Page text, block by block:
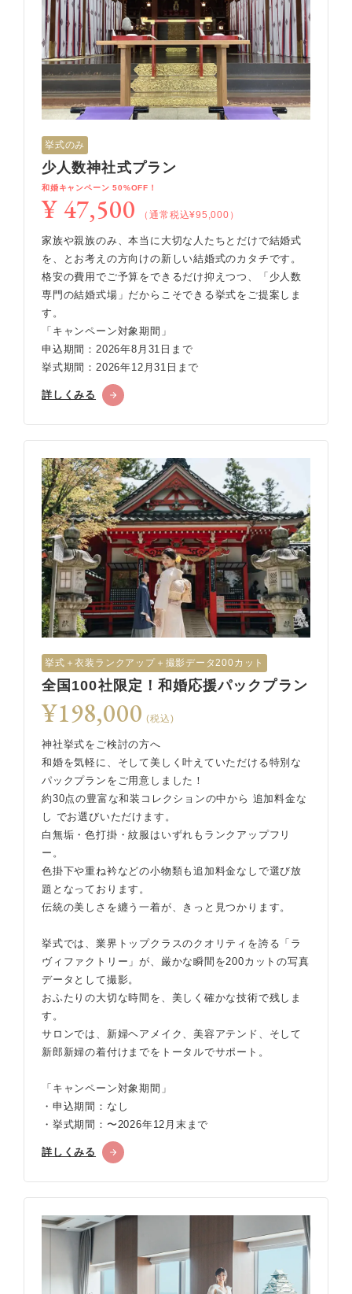
挙式のみ
少人数神社式プラン
和婚キャンペーン 50%OFF！
¥ 47,500 （通常税込¥95,000）
家族や親族のみ、本当に大切な人たちとだけで結婚式
を、とお考えの方向けの新しい結婚式のカタチです。
格安の費用でご予算をできるだけ抑えつつ、「少人数
専門の結婚式場」だからこそできる挙式をご提案しま
す。
「キャンペーン対象期間」
申込期間：2026年8月31日まで
挙式期間：2026年12月31日まで
詳しくみる
挙式︎＋衣装ランクアップ＋撮影データ200カット
全国100社限定！和婚応援パックプラン
¥198,000 (税込)
神社挙式をご検討の方へ
和婚を気軽に、そして美しく叶えていただける特別な
パックプランをご用意しました！
約30点の豊富な和装コレクションの中から 追加料金な
し でお選びいただけます。
白無垢・色打掛・紋服はいずれもランクアップフリ
ー。
色掛下や重ね衿などの小物類も追加料金なしで選び放
題となっております。
伝統の美しさを纏う一着が、きっと見つかります。
挙式では、業界トップクラスのクオリティを誇る「ラ
ヴィファクトリー」が、厳かな瞬間を200カットの写真
データとして撮影。
おふたりの大切な時間を、美しく確かな技術で残しま
す。
サロンでは、新婦ヘアメイク、美容アテンド、そして
新郎新婦の着付けまでをトータルでサポート。
「キャンペーン対象期間」
・申込期間：なし
・挙式期間：〜2026年12月末まで
詳しくみる